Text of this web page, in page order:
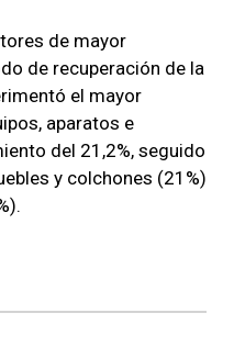
de mayor
de recuperación de la
el mayor
aparatos e
del 21,2%, seguido
y colchones (21%)